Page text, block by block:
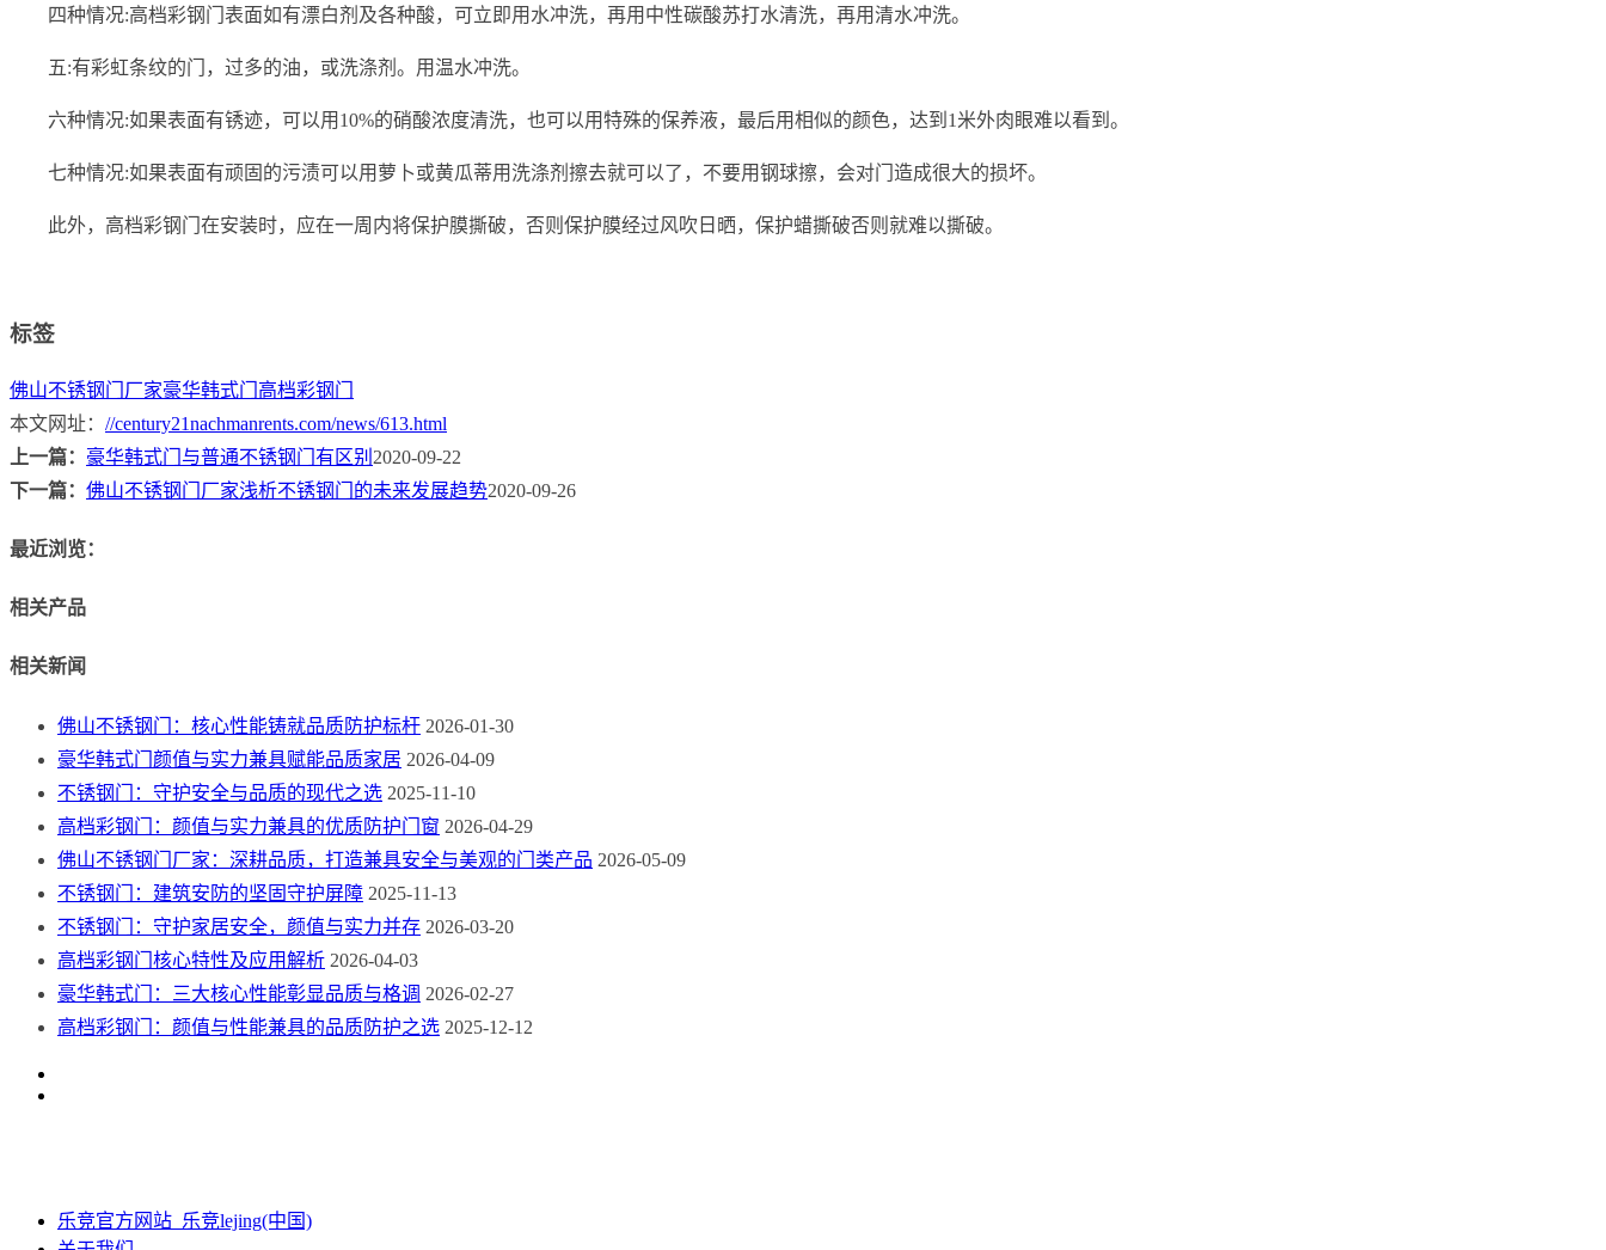
四种情况:高档彩钢门表面如有漂白剂及各种酸，可立即用水冲洗，再用中性碳酸苏打水清洗，再用清水冲洗。
五:有彩虹条纹的门，过多的油，或洗涤剂。用温水冲洗。
六种情况:如果表面有锈迹，可以用10%的硝酸浓度清洗，也可以用特殊的保养液，最后用相似的颜色，达到1米外肉眼难以看到。
七种情况:如果表面有顽固的污渍可以用萝卜或黄瓜蒂用洗涤剂擦去就可以了，不要用钢球擦，会对门造成很大的损坏。
此外，高档彩钢门在安装时，应在一周内将保护膜撕破，否则保护膜经过风吹日晒，保护蜡撕破否则就难以撕破。
标签
佛山不锈钢门厂家豪华韩式门 高档彩钢门
本文网址： //century21nachmanrents.com/news/613.html
上一篇： 豪华韩式门与普通不锈钢门有区别 2020-09-22
下一篇： 佛山不锈钢门厂家浅析不锈钢门的未来发展趋势2020-09-26
最近浏览：
相关产品
相关新闻
佛山不锈钢门：核心性能铸就品质防护标杆 2026-01-30
豪华韩式门颜值与实力兼具赋能品质家居 2026-04-09
不锈钢门：守护安全与品质的现代之选 2025-11-10
高档彩钢门：颜值与实力兼具的优质防护门窗 2026-04-29
佛山不锈钢门厂家：深耕品质，打造兼具安全与美观的门类产品 2026-05-09
不锈钢门：建筑安防的坚固守护屏障 2025-11-13
不锈钢门：守护家居安全，颜值与实力并存 2026-03-20
高档彩钢门核心特性及应用解析 2026-04-03
豪华韩式门：三大核心性能彰显品质与格调 2026-02-27
高档彩钢门：颜值与性能兼具的品质防护之选 2025-12-12
乐竞官方网站_乐竞lejing(中国)